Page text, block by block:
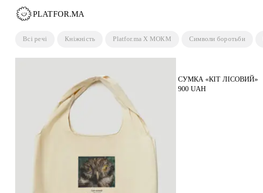
Пропустити
PLATFOR.MA
Всі речі Кніжність Platfor.ma X МОКМ Символи боротьби
СУМКА «КІТ ЛІСОВИЙ»
900 UAH